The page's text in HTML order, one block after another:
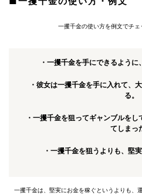
一攫千金の使い方を例文でチェ
・一攫千金を手にできるように
・彼女は一攫千金を手に入れて、
る。
・一攫千金を狙ってギャンブルを
てしまっ
・一攫千金を狙うよりも、堅
一攫千金は、堅実にお金を稼ぐというよりも、